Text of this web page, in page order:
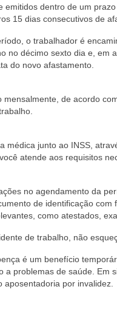
dentro de um
15 dias consecutivos de
o trabalhador é
no décimo sexto dia e, em
do novo afastamento.
de acordo
médica junto ao INSS,
atende aos requisitos
no agendamento da
de identificação
como atestados,
de trabalho, não
é um benefício
a problemas de saúde. Em
por invalidez.